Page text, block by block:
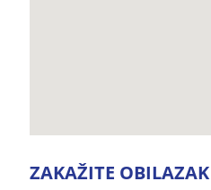
ZAKAŽITE OBILAZAK